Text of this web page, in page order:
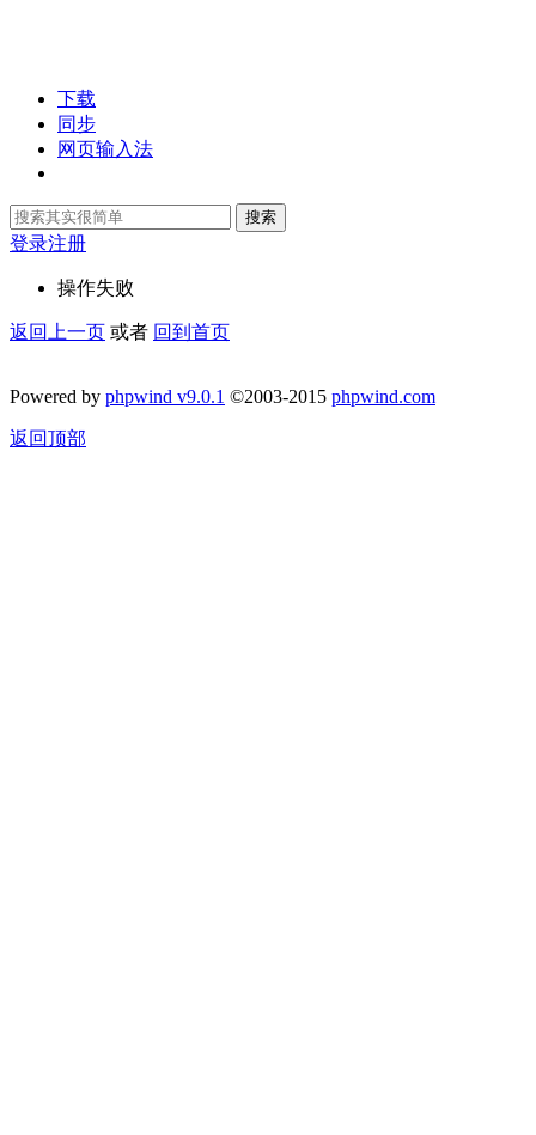
下载
同步
网页输入法
搜索
登录注册
操作失败
返回上一页 或者 回到首页
Powered by phpwind v9.0.1 ©2003-2015 phpwind.com
返回顶部